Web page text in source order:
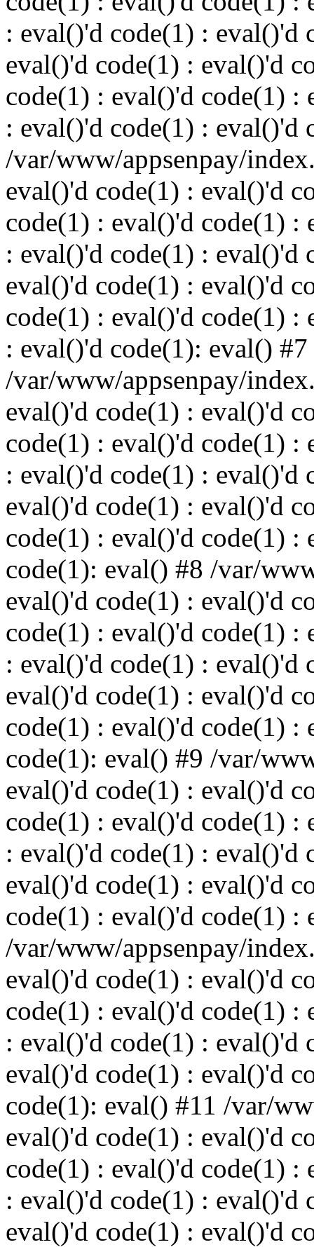
: eval()'d code(1) : eval()'d
eval()'d code(1) : eval()'d
code(1) : eval()'d code(1) :
: eval()'d code(1) : eval()'d
/var/www/appsenpay/
eval()'d code(1) : eval()'d
code(1) : eval()'d code(1) :
: eval()'d code(1) : eval()'d
eval()'d code(1) : eval()'d
code(1) : eval()'d code(1) :
: eval()'d code(1): eval() #7
/var/www/appsenpay/
eval()'d code(1) : eval()'d
code(1) : eval()'d code(1) :
: eval()'d code(1) : eval()'d
eval()'d code(1) : eval()'d
code(1) : eval()'d code(1) :
code(1): eval() #8 /var/
eval()'d code(1) : eval()'d
code(1) : eval()'d code(1) :
: eval()'d code(1) : eval()'d
eval()'d code(1) : eval()'d
code(1) : eval()'d code(1) :
code(1): eval() #9 /var/
eval()'d code(1) : eval()'d
code(1) : eval()'d code(1) :
: eval()'d code(1) : eval()'d
eval()'d code(1) : eval()'d
code(1) : eval()'d code(1) :
/var/www/appsenpay/
eval()'d code(1) : eval()'d
code(1) : eval()'d code(1) :
: eval()'d code(1) : eval()'d
eval()'d code(1) : eval()'d
code(1): eval() #11 /var/
eval()'d code(1) : eval()'d
code(1) : eval()'d code(1) :
: eval()'d code(1) : eval()'d
eval()'d code(1) : eval()'d